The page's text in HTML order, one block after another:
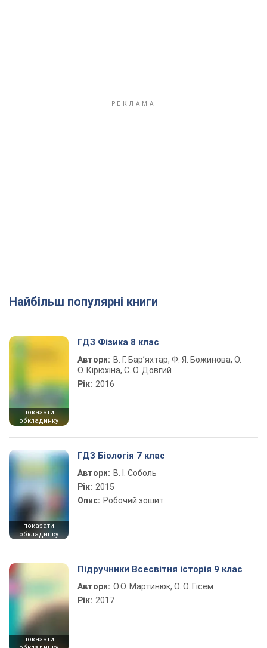
Найбільш популярні книги
показати
обкладинку
ГДЗ Фізика 8 клас
Автори: В. Г. Бар’яхтар, Ф. Я. Божинова, О.
О. Кірюхіна, С. О. Довгий
Рік: 2016
показати
обкладинку
ГДЗ Біологія 7 клас
Автори: В. І. Соболь
Рік: 2015
Опис: Робочий зошит
показати
Підручники Всесвітня історія 9 клас
Автори: О.О. Мартинюк, О. О. Гісем
Рік: 2017